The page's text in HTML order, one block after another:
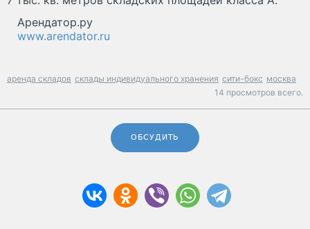
Арендатор.ру
www.arendator.ru
аренда складов склады индивидуального хранения сити-бокс москва
14 просмотров всего.
ОБСУДИТЬ